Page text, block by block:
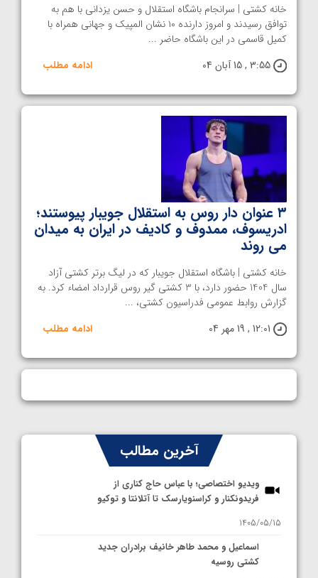
خانه کشتی | سرانجام باشگاه استقلال و حسن یزدانی با هم به
توافق رسیدند و امروز دارنده ۱۰ نشان المپیک و جهانی همراه با
کمیل قاسمی در این باشگاه حاضر ...
3:55 , 15 آبان 04
ادامه مطلب
۳ عنوان دار روس به استقلال جویبار پیوستند؛
ادریسوف، ممدوف و کادیف در ایران به میدان
می روند
خانه کشتی | باشگاه استقلال جویبار که در لیگ برتر کشتی آزاد
سال 1404 حضور دارد، با 3 کشتی گیر روس قرارداد امضاء کرد. به
گزارش روابط عمومی فدراسیون کشتی، ...
12:01 , 19 مهر 04
ادامه مطلب
آخرین مطالب
ویدیو اختصاصی؛ با عباس حاج کناری از
فریدونکنار و کراسنویارسک تا آتلانتا و توکیو
1405/05/15
اسماعیل و محمد طاهر خانیف برادران جدید
کشتی روسیه